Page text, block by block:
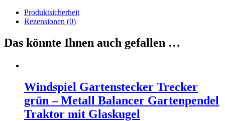
Produktsicherheit
Rezensionen (0)
Das könnte Ihnen auch gefallen …
Windspiel Gartenstecker Trecker
grün – Metall Balancer Gartenpendel
Traktor mit Glaskugel